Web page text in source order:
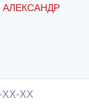
АЛЕКСАНДР